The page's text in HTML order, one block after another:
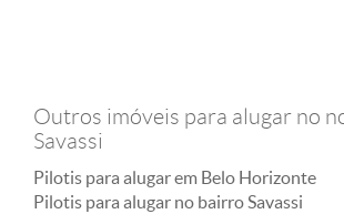
Outros imóveis para alugar no
Savassi
Pilotis para alugar em Belo Horizonte
Pilotis para alugar no bairro Savassi